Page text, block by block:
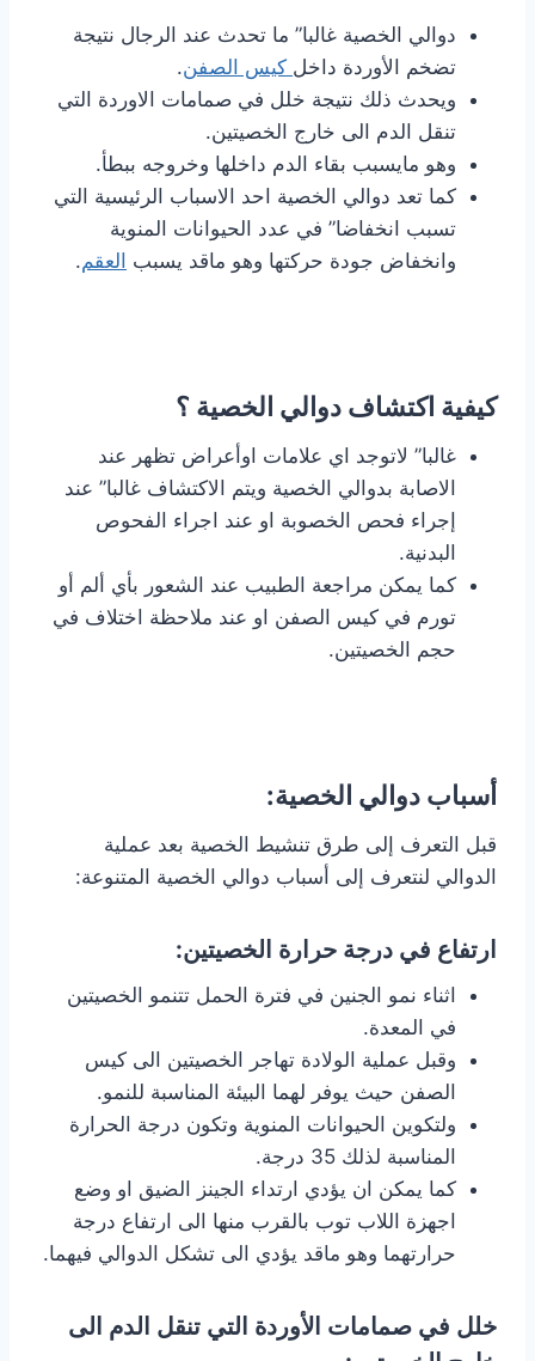
دوالي الخصية غالبا” ما تحدث عند الرجال نتيجة
تضخم الأوردة داخل كيس الصفن.
ويحدث ذلك نتيجة خلل في صمامات الاوردة التي
تنقل الدم الى خارج الخصيتين.
وهو مايسبب بقاء الدم داخلها وخروجه ببطأ.
كما تعد دوالي الخصية احد الاسباب الرئيسية التي
تسبب انخفاضا” في عدد الحيوانات المنوية
وانخفاض جودة حركتها وهو ماقد يسبب العقم.
كيفية اكتشاف دوالي الخصية ؟
غالبا” لاتوجد اي علامات اوأعراض تظهر عند
الاصابة بدوالي الخصية ويتم الاكتشاف غالبا” عند
إجراء فحص الخصوبة او عند اجراء الفحوص
البدنية.
كما يمكن مراجعة الطبيب عند الشعور بأي ألم أو
تورم في كيس الصفن او عند ملاحظة اختلاف في
حجم الخصيتين.
أسباب دوالي الخصية:
قبل التعرف إلى طرق تنشيط الخصية بعد عملية
الدوالي لنتعرف إلى أسباب دوالي الخصية المتنوعة:
ارتفاع في درجة حرارة الخصيتين:
اثناء نمو الجنين في فترة الحمل تتنمو الخصيتين
في المعدة.
وقبل عملية الولادة تهاجر الخصيتين الى كيس
الصفن حيث يوفر لهما البيئة المناسبة للنمو.
ولتكوين الحيوانات المنوية وتكون درجة الحرارة
المناسبة لذلك 35 درجة.
كما يمكن ان يؤدي ارتداء الجينز الضيق او وضع
اجهزة اللاب توب بالقرب منها الى ارتفاع درجة
حرارتهما وهو ماقد يؤدي الى تشكل الدوالي فيهما.
خلل في صمامات الأوردة التي تنقل الدم الى